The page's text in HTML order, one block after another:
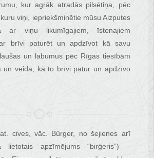
kur agrāk atradās pilsētiņa, pēc
viņi, iepriekšminētie mūsu Aizputes
ar viņu likumīgajiem, īstenajiem
brīvi paturēt un apdzīvot kā savu
un labumus pēc Rīgas tiesībām
un veidā, kā to brīvi patur un apdzīvo
cives, vāc. Bürger, no šejienes arī
lietotais apzīmējums “birģeris”) –